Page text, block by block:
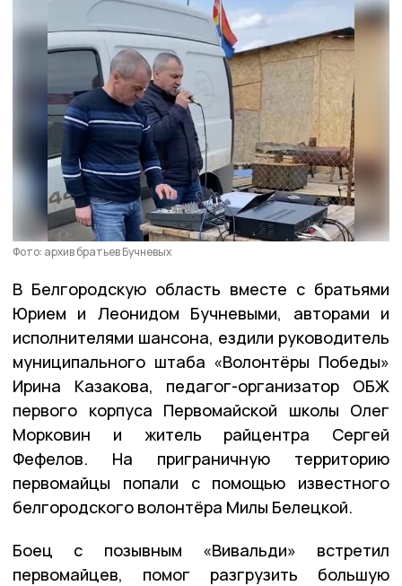
Фото: архив братьев Бучневых
В Белгородскую область вместе с братьями
Юрием и Леонидом Бучневыми, авторами и
исполнителями шансона, ездили руководитель
муниципального штаба «Волонтёры Победы»
Ирина Казакова, педагог-организатор ОБЖ
первого корпуса Первомайской школы Олег
Морковин и житель райцентра Сергей
Фефелов. На приграничную территорию
первомайцы попали с помощью известного
белгородского волонтёра Милы Белецкой.
Боец с позывным «Вивальди» встретил
первомайцев, помог разгрузить большую